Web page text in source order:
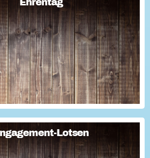
mit eurer Aktion zu eurem "hessischen
Lotsen
Lotsen
tragen zu einer lebendigen